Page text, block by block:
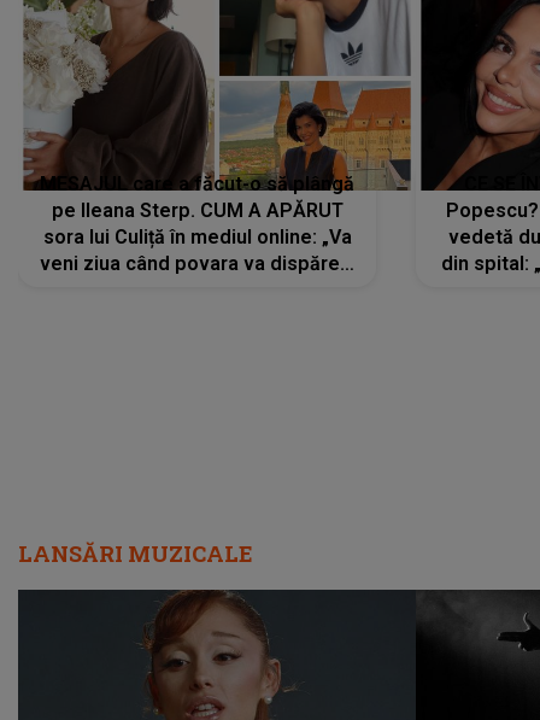
MESAJUL care a făcut-o să plângă
pe Ileana Sterp. CUM A APĂRUT
sora lui Culiță în mediul online: „Va
veni ziua când povara va dispărea,
vedetă
din spital:
LANSĂRI MUZICALE